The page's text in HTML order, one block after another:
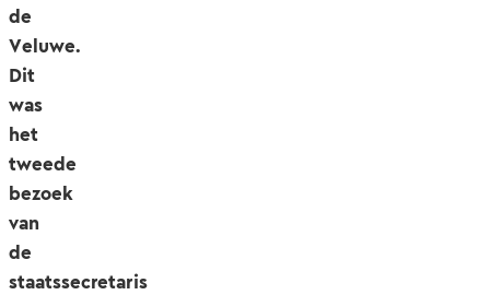
de
Veluwe.
Dit
was
het
tweede
bezoek
van
de
staatssecretaris